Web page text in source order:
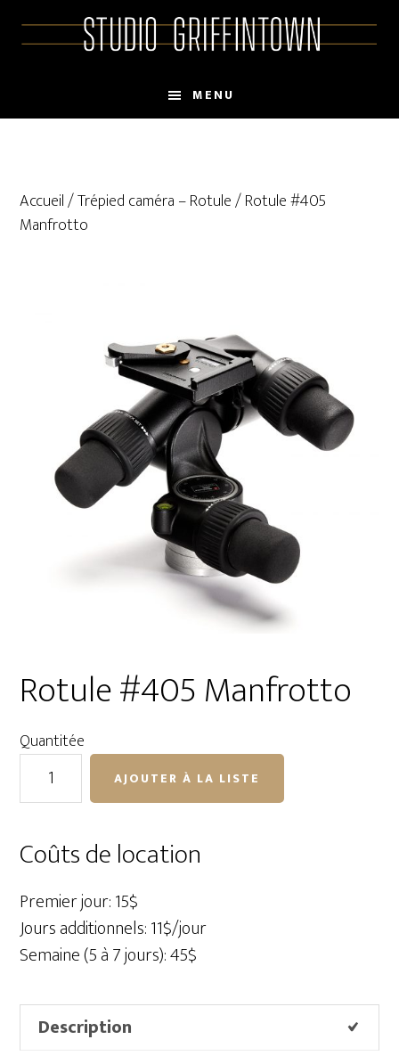
MENU
Accueil/Trépied caméra – Rotule/ Rotule #405
Manfrotto
Rotule #405 Manfrotto
Quantitée
quantité
#405
Manfrotto
AJOUTER À LA LISTE
Coûts de location
Premier jour: 15$
Jours additionnels: 11$/jour
Semaine (5 à 7 jours): 45$
Description